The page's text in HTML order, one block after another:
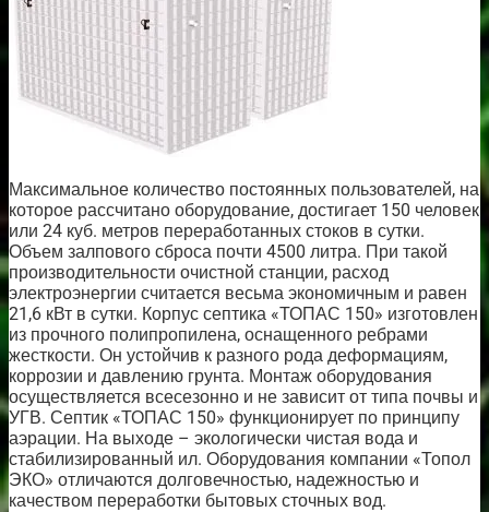
Максимальное количество постоянных пользователей, на
которое рассчитано оборудование, достигает 150 человек
или 24 куб. метров переработанных стоков в сутки.
Объем залпового сброса почти 4500 литра. При такой
производительности очистной станции, расход
электроэнергии считается весьма экономичным и равен
21,6 кВт в сутки. Корпус септика «ТОПАС 150» изготовлен
из прочного полипропилена, оснащенного ребрами
жесткости. Он устойчив к разного рода деформациям,
коррозии и давлению грунта. Монтаж оборудования
осуществляется всесезонно и не зависит от типа почвы и
УГВ. Септик «ТОПАС 150» функционирует по принципу
аэрации. На выходе – экологически чистая вода и
стабилизированный ил. Оборудования компании «Топол
ЭКО» отличаются долговечностью, надежностью и
качеством переработки бытовых сточных вод.